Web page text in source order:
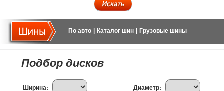
По авто Каталог шин Грузовые шины
Подбор дисков
Ширина: Диаметр: